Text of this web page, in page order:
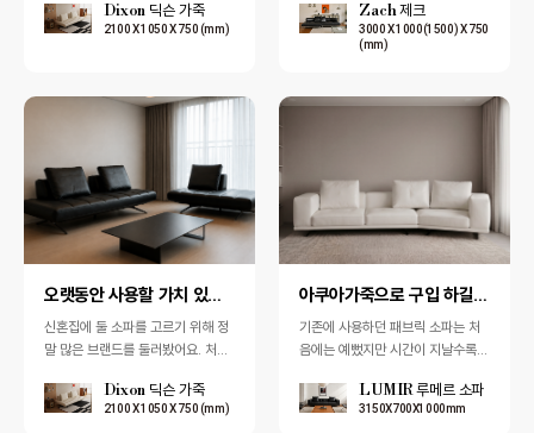
딕슨 소파 후기를 보고 바로 일산 펜
다 매장으…
Dixon 딕슨 가죽
2100 X 1050 X 750 (mm)
치해서 사용할 수 있는 소파는 처음
이었습니다.…
Zach 제크
3000 X 1000(1500) X 750
(mm)
오랫동안 사용할 가치 있는 닥슨소파
신혼집에 둘 소파를 고르기 위해 정
말 많은 브랜드를 둘러봤어요. 처음
알아봤지만, 막상 앉아보니 디자인
이나 착…
Dixon 딕슨 가죽
2100 X 1050 X 750 (mm)
아쿠아가죽으로 구입 하길 잘 했어요.
기존에 사용하던 패브릭 소파는 처
음에는 예뻤지만 시간이 지날수록
료나 음식이라도 흘리면 신경이 너
무 많이 쓰여…
LUMIR 루메르 소파
3150X700X1000mm